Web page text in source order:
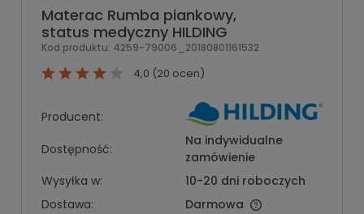
Materac Rumba piankowy,
status medyczny HILDING
Kod produktu: 4259-79006_20180801161532
4,0 (20 ocen)
Producent:
Dostępność:
Na indywidualne
zamówienie
Wysyłka w:
10-20 dni roboczych
Dostawa:
Darmowa